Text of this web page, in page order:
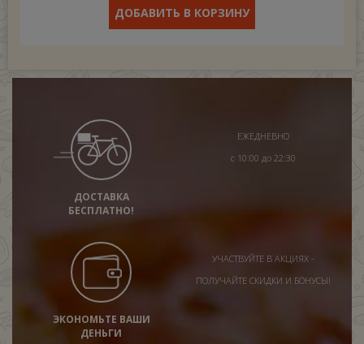
ДОБАВИТЬ В КОРЗИНУ
ДОСТАВКА
БЕСПЛАТНО!
ЕЖЕДНЕВНО
с 10:00 до 22:30
ЭКОНОМЬТЕ ВАШИ
ДЕНЬГИ
УЧАСТВУЙТЕ В АКЦИЯХ -
ПОЛУЧАЙТЕ СКИДКИ И БОНУСЫ!